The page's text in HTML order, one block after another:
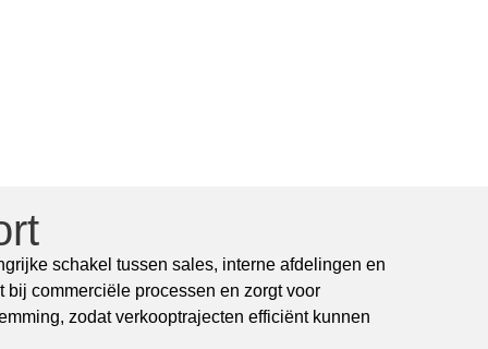
schakel tussen sales, interne afdelingen en
bij commerciële processen en zorgt voor
zodat verkooptrajecten efficiënt kunnen